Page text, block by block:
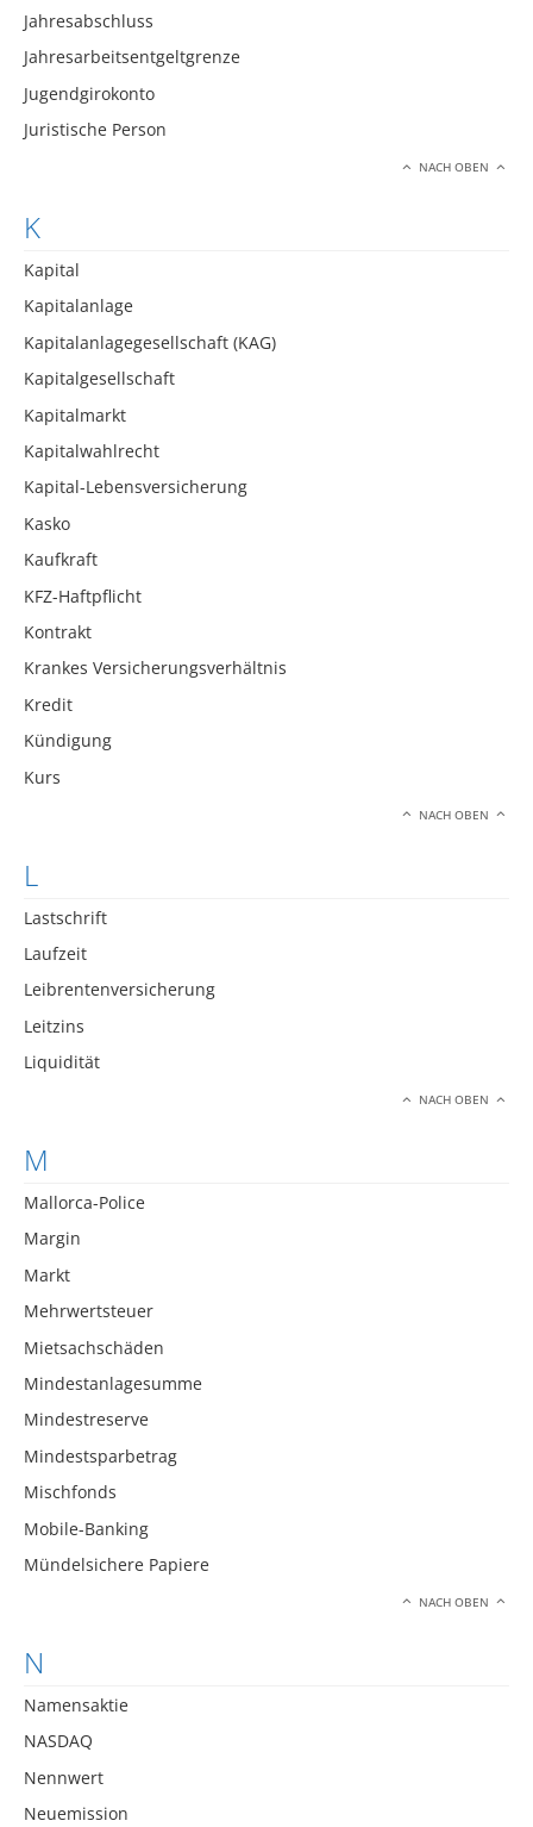
Jahresabschluss
Jahresarbeitsentgeltgrenze
Jugendgirokonto
Juristische Person
NACH OBEN
K
Kapital
Kapitalanlage
Kapitalanlagegesellschaft (KAG)
Kapitalgesellschaft
Kapitalmarkt
Kapitalwahlrecht
Kapital-Lebensversicherung
Kasko
Kaufkraft
KFZ-Haftpflicht
Kontrakt
Krankes Versicherungsverhältnis
Kredit
Kündigung
Kurs
NACH OBEN
L
Lastschrift
Laufzeit
Leibrentenversicherung
Leitzins
Liquidität
NACH OBEN
M
Mallorca-Police
Margin
Markt
Mehrwertsteuer
Mietsachschäden
Mindestanlagesumme
Mindestreserve
Mindestsparbetrag
Mischfonds
Mobile-Banking
Mündelsichere Papiere
NACH OBEN
N
Namensaktie
NASDAQ
Nennwert
Neuemission